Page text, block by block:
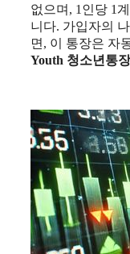
없으며, 1인당 1
니다. 가입자의
면, 이 통장은 자
Youth 청소년통장